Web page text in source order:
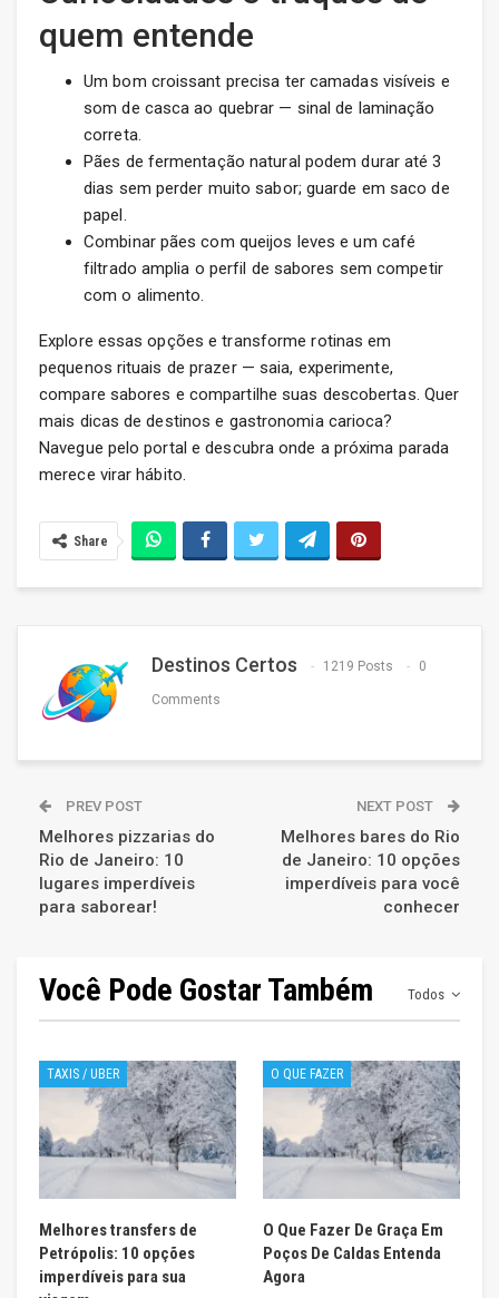
quem entende
Um bom croissant precisa ter camadas visíveis e
som de casca ao quebrar — sinal de laminação
correta.
Pães de fermentação natural podem durar até 3
dias sem perder muito sabor; guarde em saco de
papel.
Combinar pães com queijos leves e um café
filtrado amplia o perfil de sabores sem competir
com o alimento.
Explore essas opções e transforme rotinas em
pequenos rituais de prazer — saia, experimente,
compare sabores e compartilhe suas descobertas. Quer
mais dicas de destinos e gastronomia carioca?
Navegue pelo portal e descubra onde a próxima parada
merece virar hábito.
Share
Destinos Certos 1219 Posts 0
Comments
PREV POST
Melhores pizzarias do
Rio de Janeiro: 10
lugares imperdíveis
para saborear!
NEXT POST
Melhores bares do Rio
de Janeiro: 10 opções
imperdíveis para você
conhecer
Todos
Você Pode Gostar Também
TAXIS / UBER
Melhores transfers de
Petrópolis: 10 opções
imperdíveis para sua
O QUE FAZER
O Que Fazer De Graça Em
Poços De Caldas Entenda
Agora